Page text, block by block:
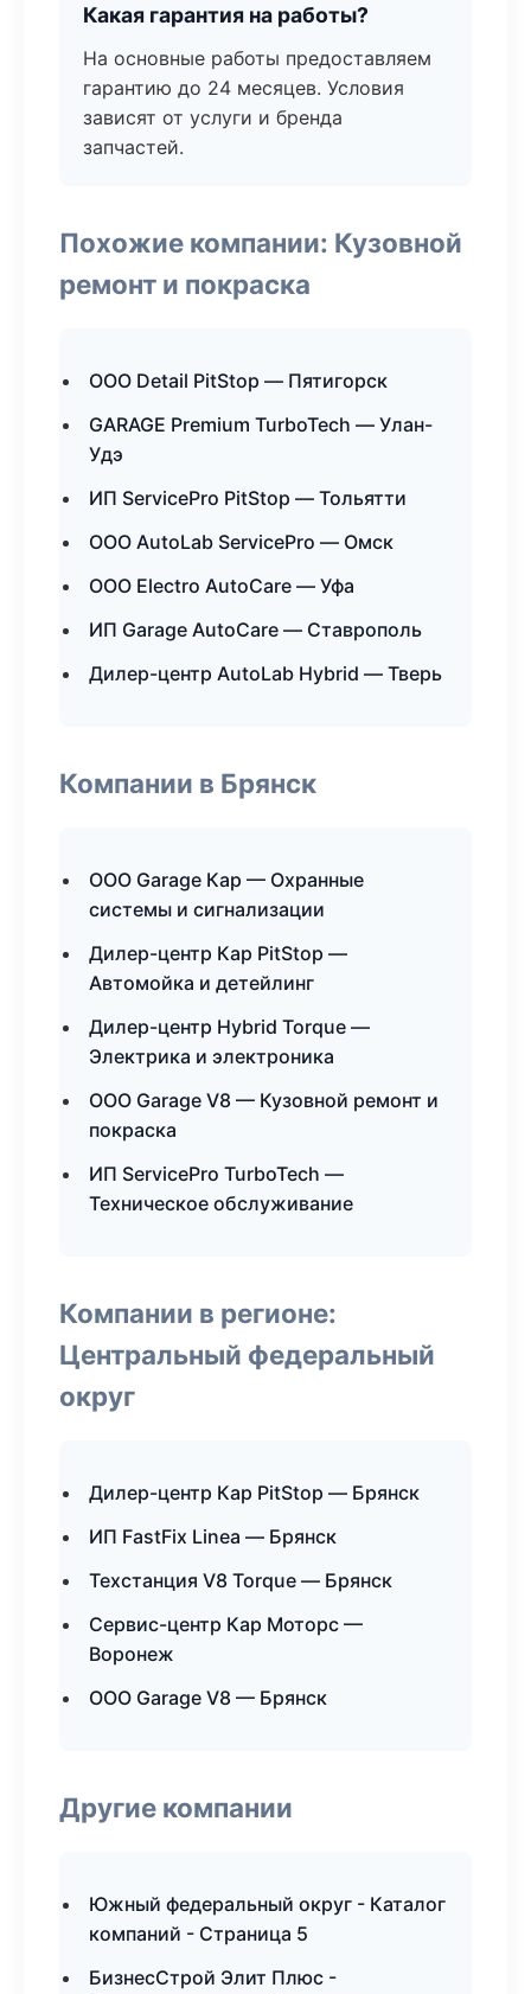
Какая гарантия на работы?
На основные работы предоставляем
гарантию до 24 месяцев. Условия
зависят от услуги и бренда
запчастей.
Похожие компании: Кузовной
ремонт и покраска
ООО Detail PitStop — Пятигорск
GARAGE Premium TurboTech — Улан-
Удэ
ИП ServicePro PitStop — Тольятти
ООО AutoLab ServicePro — Омск
ООО Electro AutoCare — Уфа
ИП Garage AutoCare — Ставрополь
Дилер-центр AutoLab Hybrid — Тверь
Компании в Брянск
ООО Garage Кар — Охранные
системы и сигнализации
Дилер-центр Кар PitStop —
Автомойка и детейлинг
Дилер-центр Hybrid Torque —
Электрика и электроника
ООО Garage V8 — Кузовной ремонт и
покраска
ИП ServicePro TurboTech —
Техническое обслуживание
Компании в регионе:
Центральный федеральный
округ
Дилер-центр Кар PitStop — Брянск
ИП FastFix Linea — Брянск
Техстанция V8 Torque — Брянск
Сервис-центр Кар Моторс —
Воронеж
ООО Garage V8 — Брянск
Другие компании
Южный федеральный округ - Каталог
компаний - Страница 5
БизнесСтрой Элит Плюс -